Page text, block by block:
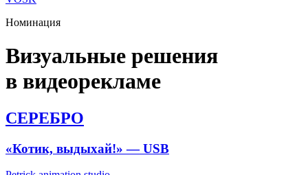
Номинация
Визуальные решения
в видеорекламе
СЕРЕБРО
«Котик, выдыхай!» — USB